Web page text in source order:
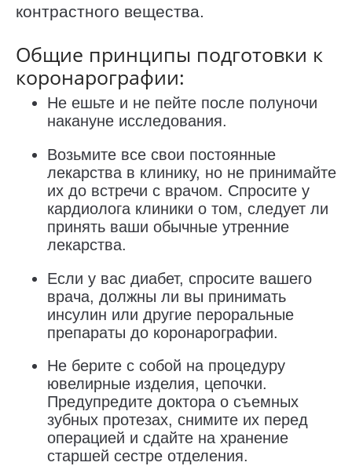
контрастного вещества.
Общие принципы подготовки к
коронарографии:
Не ешьте и не пейте после полуночи
накануне исследования.
Возьмите все свои постоянные
лекарства в клинику, но не принимайте
их до встречи с врачом. Спросите у
кардиолога клиники о том, следует ли
принять ваши обычные утренние
лекарства.
Если у вас диабет, спросите вашего
врача, должны ли вы принимать
инсулин или другие пероральные
препараты до коронарографии.
Не берите с собой на процедуру
ювелирные изделия, цепочки.
Предупредите доктора о съемных
зубных протезах, снимите их перед
операцией и сдайте на хранение
старшей сестре отделения.